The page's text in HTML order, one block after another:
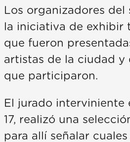
Los organizadores del
la iniciativa de exhibir
que fueron
artistas de la ciudad y
que participaron.
El jurado interviniente
17, realizó una
para allí señalar